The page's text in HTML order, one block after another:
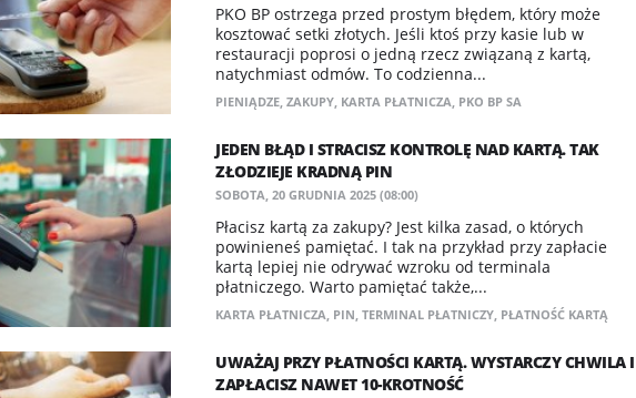
PKO BP ostrzega przed prostym błędem, który może
kosztować setki złotych. Jeśli ktoś przy kasie lub w
restauracji poprosi o jedną rzecz związaną z kartą,
natychmiast odmów. To codzienna...
PIENIĄDZE, ZAKUPY, KARTA PŁATNICZA, PKO BP SA
JEDEN BŁĄD I STRACISZ KONTROLĘ NAD KARTĄ. TAK
ZŁODZIEJE KRADNĄ PIN
SOBOTA, 20 GRUDNIA 2025 (08:00)
Płacisz kartą za zakupy? Jest kilka zasad, o których
powinieneś pamiętać. I tak na przykład przy zapłacie
kartą lepiej nie odrywać wzroku od terminala
płatniczego. Warto pamiętać także,...
KARTA PŁATNICZA, PIN, TERMINAL PŁATNICZY, PŁATNOŚĆ KARTĄ
UWAŻAJ PRZY PŁATNOŚCI KARTĄ. WYSTARCZY CHWILA I
ZAPŁACISZ NAWET 10-KROTNOŚĆ